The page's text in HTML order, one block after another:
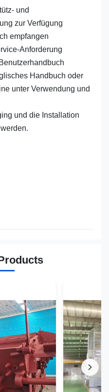
und
zur Verfügung
empfangen
Anforderung
Handbuch oder
unter Verwendung und
und die Installation